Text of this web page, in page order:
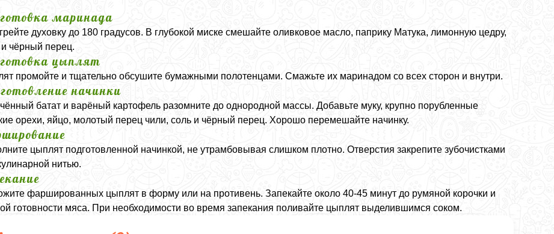
маринада
духовку до 180 градусов. В глубокой миске смешайте оливковое масло, паприку Матука, лимонную цедру,
и чёрный перец.
цыплят
промойте и тщательно обсушите бумажными полотенцами. Смажьте их маринадом со всех сторон и внутри.
начинки
батат и варёный картофель разомните до однородной массы. Добавьте муку, крупно порубленные
орехи, яйцо, молотый перец чили, соль и чёрный перец. Хорошо перемешайте начинку.
цыплят подготовленной начинкой, не утрамбовывая слишком плотно. Отверстия закрепите зубочистками
нитью.
фаршированных цыплят в форму или на противень. Запекайте около 40-45 минут до румяной корочки и
готовности мяса. При необходимости во время запекания поливайте цыплят выделившимся соком.